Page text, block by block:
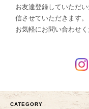
お友達登録していただ
信させていただきます。
お気軽にお問い合わせく
CATEGORY